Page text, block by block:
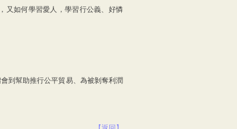
又如何學習愛人，學習行公義、好憐
到幫助推行公平貿易、為被剝奪利潤